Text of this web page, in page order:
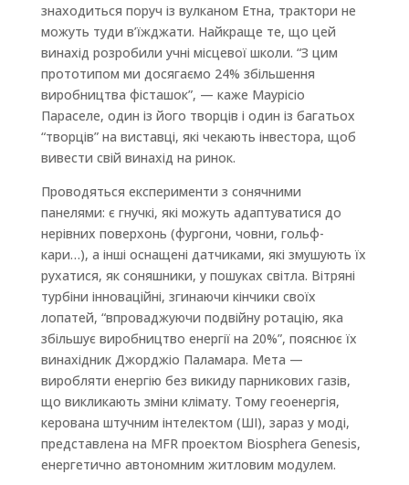
знаходиться поруч із вулканом Етна, трактори не
можуть туди в’їжджати. Найкраще те, що цей
винахід розробили учні місцевої школи. “З цим
прототипом ми досягаємо 24% збільшення
виробництва фісташок”, — каже Маурісіо
Параселе, один із його творців і один із багатьох
“творців” на виставці, які чекають інвестора, щоб
вивести свій винахід на ринок.
Проводяться експерименти з сонячними
панелями: є гнучкі, які можуть адаптуватися до
нерівних поверхонь (фургони, човни, гольф-
кари…), а інші оснащені датчиками, які змушують їх
рухатися, як соняшники, у пошуках світла. Вітряні
турбіни інноваційні, згинаючи кінчики своїх
лопатей, “впроваджуючи подвійну ротацію, яка
збільшує виробництво енергії на 20%”, пояснює їх
винахідник Джорджіо Паламара. Мета —
виробляти енергію без викиду парникових газів,
що викликають зміни клімату. Тому геоенергія,
керована штучним інтелектом (ШІ), зараз у моді,
представлена на MFR проектом Biosphera Genesis,
енергетично автономним житловим модулем.